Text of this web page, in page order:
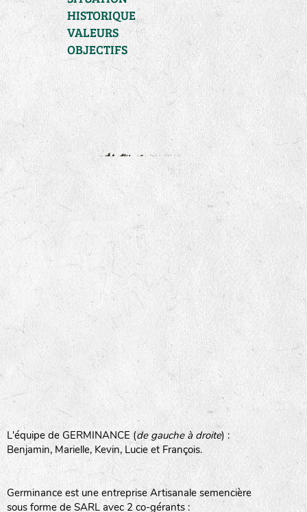
HISTORIQUE
VALEURS
OBJECTIFS
L'équipe de GERMINANCE (de gauche à droite) :
Benjamin, Marielle, Kevin, Lucie et François.
Germinance est une entreprise Artisanale semencière
sous forme de SARL avec 2 co-gérants :